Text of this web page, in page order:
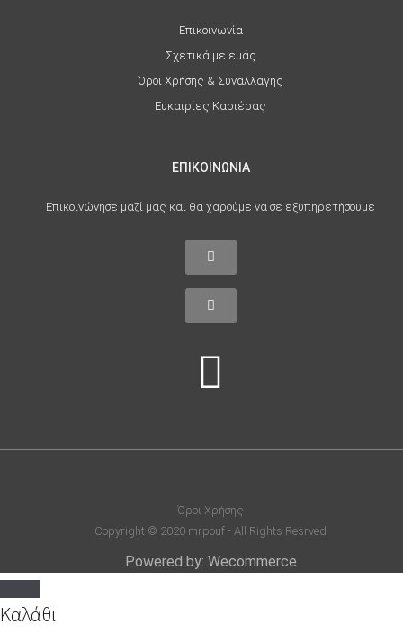
Επικοινωνία
Σχετικά με εμάς
Όροι Χρήσης & Συναλλαγής
Ευκαιρίες Καριέρας
ΕΠΙΚΟΙΝΩΝΙΑ
Επικοινώνησε μαζί μας και θα χαρούμε να σε εξυπηρετήσουμε
Όροι Χρήσης
Copyright © 2020 mrpouf - All Rights Resrved
Powered by: Wecommerce
Καλάθι